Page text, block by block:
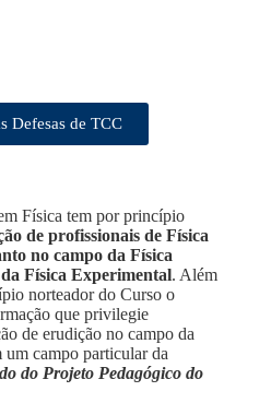
Defesas de TCC
Física tem por princípio
de profissionais de Física
no campo da Física
Física Experimental. Além
norteador do Curso o
que privilegie
de erudição no campo da
um campo particular da
do Projeto Pedagógico do